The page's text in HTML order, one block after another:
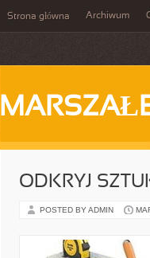
Strona główna Archiwum
ODKRYJ
POSTED BY ADMIN